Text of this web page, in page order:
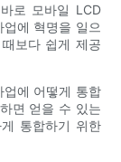
로 모바일 LCD
에 혁명을 일으
보다 쉽게 ​​제공
업에 어떻게 통합
면 얻을 수 있는
통합하기 위한